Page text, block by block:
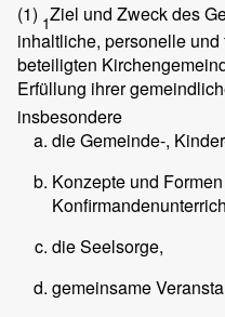
(1) 1Ziel und Zweck des
inhaltliche, personelle
beteiligten
Erfüllung ihrer
insbesondere
die Gemeinde-,
Konzepte und
die Seelsorge,
gemeinsame